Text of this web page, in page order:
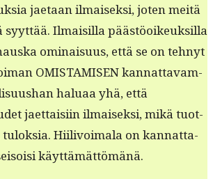
jae­taan ilmaisek­si, joten meitä
syyt­tää. Ilmaisil­la päästöoikeuk­sil­la
omi­naisu­us, että se on tehnyt
OMISTAMISEN kan­nat­tavam­
halu­aa yhä, että
jaet­taisi­in ilmaisek­si, mikä tuot­
tulok­sia. Hiilivoimala on kan­nat­ta­
käyttämättömänä.